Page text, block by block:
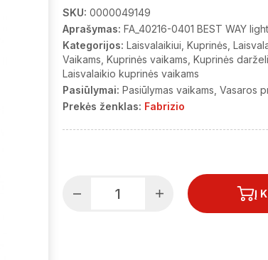
SKU: 0000049149
Aprašymas: FA_40216-0401 BEST WAY
Kategorijos: Laisvalaikiui Kuprinės
Vaikams Kuprinės vaikams Kuprinės
Laisvalaikio kuprinės vaikams
Pasiūlymai: Pasiūlymas vaikams Vasaros
Prekės ženklas: Fabrizio
Į